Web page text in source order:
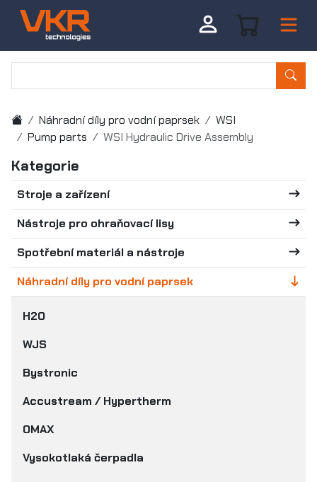
Náhradní díly pro vodní paprsek
WSI
Pump parts
WSI Hydraulic Drive Assembly
Kategorie
Stroje a zařízení
Nástroje pro ohraňovací lisy
Spotřební materiál a nástroje
Náhradní díly pro vodní paprsek
H2O
WJS
Bystronic
Accustream / Hypertherm
OMAX
Vysokotlaká čerpadla